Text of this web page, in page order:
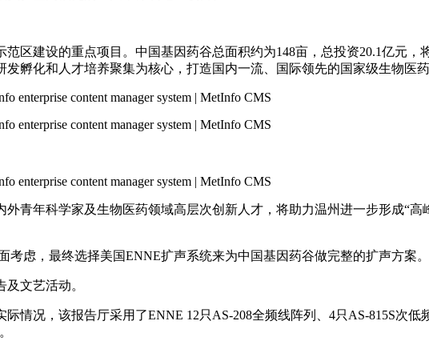
区建设的重点项目。中国基因药谷总面积约为148亩，总投资20.1亿元，
孵化和人才培养聚集为核心，打造国内一流、国际领先的国家级生物医
青年科学家及生物医药领域高层次创新人才，将助力温州进一步形成“
虑，最终选择美国ENNE扩声系统来为中国基因药谷做完整的扩声方案。
文艺活动。
际情况，该报告厅采用了ENNE 12只AS-208全频线阵列、4只AS-815S次